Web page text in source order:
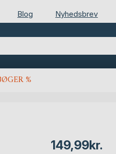
Blog Nyhedsbrev
%
149,99kr.